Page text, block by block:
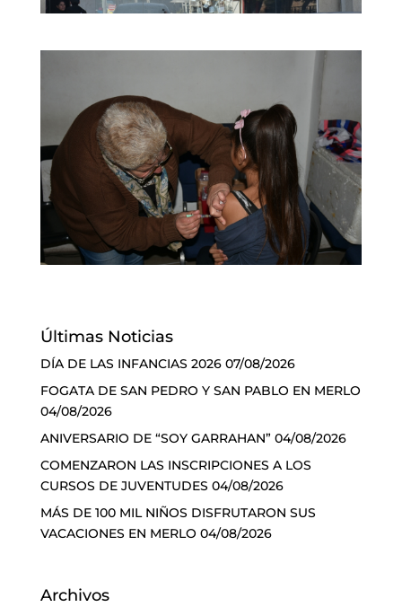
Últimas Noticias
DÍA DE LAS INFANCIAS 2026 07/08/2026
FOGATA DE SAN PEDRO Y SAN PABLO EN MERLO
04/08/2026
ANIVERSARIO DE “SOY GARRAHAN” 04/08/2026
COMENZARON LAS INSCRIPCIONES A LOS
CURSOS DE JUVENTUDES 04/08/2026
MÁS DE 100 MIL NIÑOS DISFRUTARON SUS
VACACIONES EN MERLO 04/08/2026
Archivos